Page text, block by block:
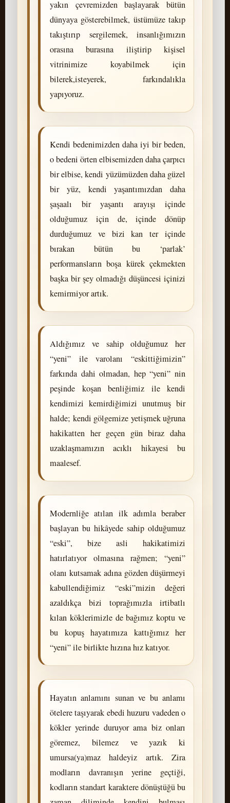
yakın çevremizden başlayarak bütün
dünyaya gösterebilmek, üstümüze takıp
takıştırıp sergilemek, insanlığımızın
orasına burasına iliştirip kişisel
vitrinimize koyabilmek için
bilerek,isteyerek, farkındalıkla
yapıyoruz.
Kendi bedenimizden daha iyi bir beden,
o bedeni örten elbisemizden daha çarpıcı
bir elbise, kendi yüzümüzden daha güzel
bir yüz, kendi yaşantımızdan daha
şaşaalı bir yaşantı arayışı içinde
olduğumuz için de, içinde dönüp
durduğumuz ve bizi kan ter içinde
bırakan bütün bu ‘parlak’
performansların boşa kürek çekmekten
başka bir şey olmadığı düşüncesi içinizi
kemirmiyor artık.
Aldığımız ve sahip olduğumuz her
“yeni” ile varolanı “eskittiğimizin”
farkında dahi olmadan, hep “yeni” nin
peşinde koşan benliğimiz ile kendi
kendimizi kemirdiğimizi unutmuş bir
halde; kendi gölgemize yetişmek uğruna
hakikatten her geçen gün biraz daha
uzaklaşmamızın acıklı hikayesi bu
maalesef.
Modernliğe atılan ilk adımla beraber
başlayan bu hikâyede sahip olduğumuz
“eski”, bize asli hakikatimizi
hatırlatıyor olmasına rağmen; “yeni”
olanı kutsamak adına gözden düşürmeyi
kabullendiğimiz “eski”mizin değeri
azaldıkça bizi toprağımızla irtibatlı
kılan köklerimizle de bağımız koptu ve
bu kopuş hayatımıza kattığımız her
“yeni” ile birlikte hızına hız katıyor.
Hayatın anlamını sunan ve bu anlamı
ötelere taşıyarak ebedi huzuru vadeden o
kökler yerinde duruyor ama biz onları
göremez, bilemez ve yazık ki
umursa(ya)maz haldeyiz artık. Zira
modların davranışın yerine geçtiği,
kodların standart karaktere dönüştüğü bu